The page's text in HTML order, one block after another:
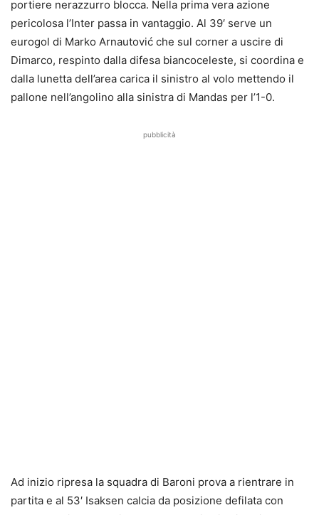
portiere nerazzurro blocca. Nella prima vera azione
pericolosa l’Inter passa in vantaggio. Al 39′ serve un
eurogol di Marko Arnautović che sul corner a uscire di
Dimarco, respinto dalla difesa biancoceleste, si coordina e
dalla lunetta dell’area carica il sinistro al volo mettendo il
pallone nell’angolino alla sinistra di Mandas per l’1-0.
pubblicità
Ad inizio ripresa la squadra di Baroni prova a rientrare in
partita e al 53′ Isaksen calcia da posizione defilata con